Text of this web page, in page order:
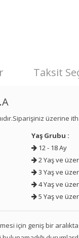
Taksit
üzerine
Yaş Grubu :
12 - 18 Ay
2 Yaş ve
3 Yaş ve
4 Yaş ve
5 Yaş ve
için geniş bir